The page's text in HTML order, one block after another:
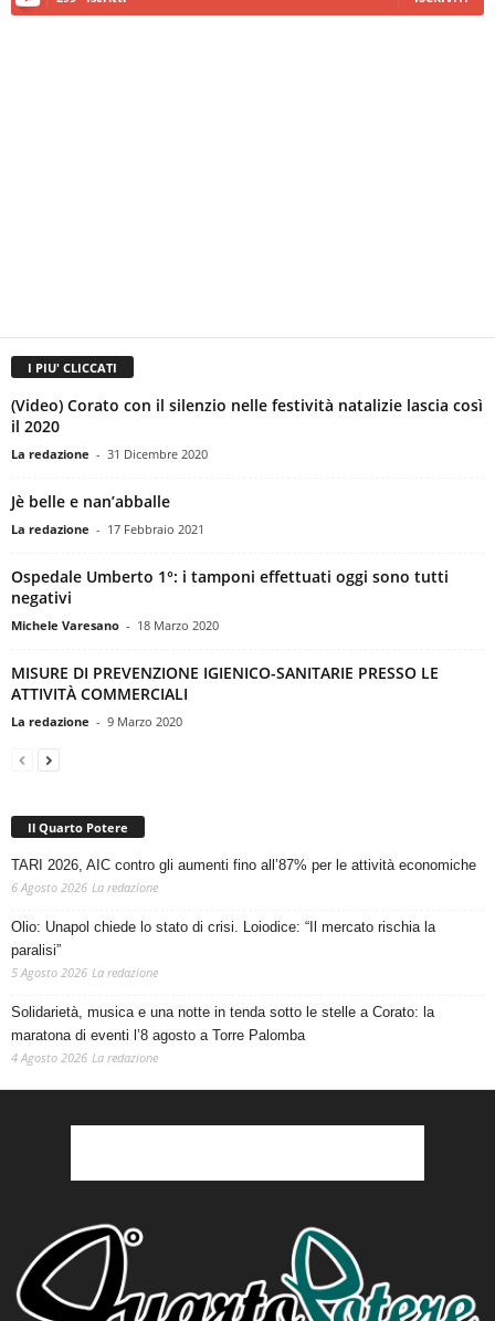
I PIU' CLICCATI
(Video) Corato con il silenzio nelle festività natalizie lascia così
il 2020
La redazione - 31 Dicembre 2020
Jè belle e nan’abballe
La redazione - 17 Febbraio 2021
Ospedale Umberto 1°: i tamponi effettuati oggi sono tutti
negativi
Michele Varesano - 18 Marzo 2020
MISURE DI PREVENZIONE IGIENICO-SANITARIE PRESSO LE
ATTIVITÀ COMMERCIALI
La redazione - 9 Marzo 2020
Il Quarto Potere
TARI 2026, AIC contro gli aumenti fino all’87% per le attività economiche
6 Agosto 2026 La redazione
Olio: Unapol chiede lo stato di crisi. Loiodice: “Il mercato rischia la
paralisi”
5 Agosto 2026 La redazione
Solidarietà, musica e una notte in tenda sotto le stelle a Corato: la
maratona di eventi l’8 agosto a Torre Palomba
4 Agosto 2026 La redazione